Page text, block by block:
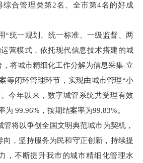
综合管理类第2名、全市第4名的好成
“统一规划、统一标准、一级监督、两
营模式，依托现代信息技术搭建的城
将城市精细化工作分解为信息采集-立
等闭环管理环节，实现由城市管理“小
今年以来， 数字城管系统共受理有效
为 99.96%，按期结案率为99.83%。
将以争创全国文明典范城市为契机，
向，坚持服务为民和守正创新，持续提
，不断提升我市的城市精细化管理水